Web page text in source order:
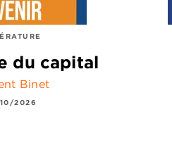
du capital
Binet
2026